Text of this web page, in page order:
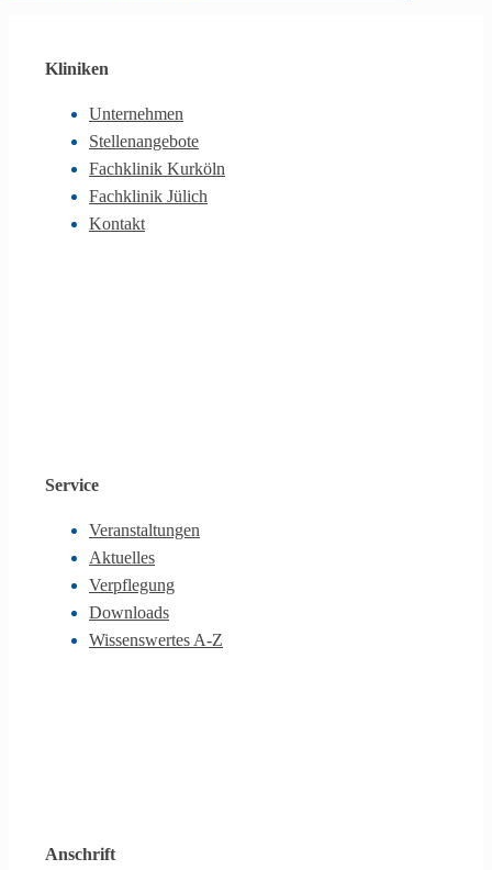
Kliniken
Unternehmen
Stellenangebote
Fachklinik Kurköln
Fachklinik Jülich
Kontakt
Service
Veranstaltungen
Aktuelles
Verpflegung
Downloads
Wissenswertes A-Z
Anschrift